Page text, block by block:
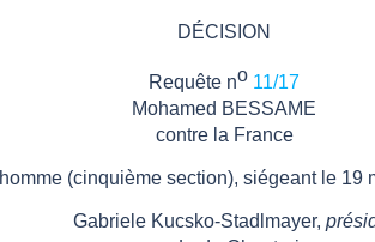
DÉCISION
Requête no 11/17
Mohamed BESSAME
contre la France
homme (cinquième section), siégeant le 19
Gabriele Kucsko-Stadlmayer,